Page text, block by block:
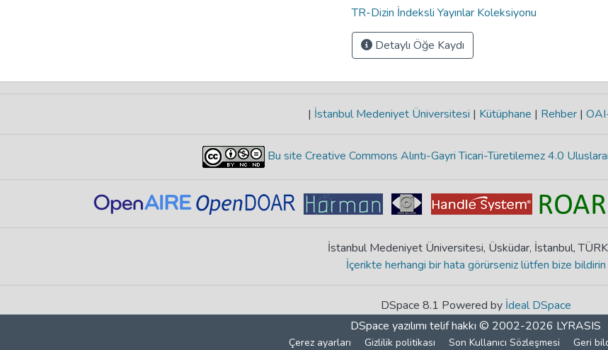
TR-Dizin İndeksli Yayınlar Koleksiyonu
Detaylı Öğe Kaydı
| İstanbul Medeniyet Üniversitesi | Kütüphane | Rehber |
Bu site Creative Commons Alıntı-Gayri Ticari-Türetilemez 4.0
İstanbul Medeniyet Üniversitesi, Üsküdar, İstanbul,
İçerikte herhangi bir hata görürseniz lütfen bize bildirin
DSpace 8.1 Powered by İdeal DSpace
DSpace yazılımı telif hakkı © 2002-2026 LYRASIS
Çerez ayarları Gizlilik politikası Son Kullanıcı Sözleşmesi Geri